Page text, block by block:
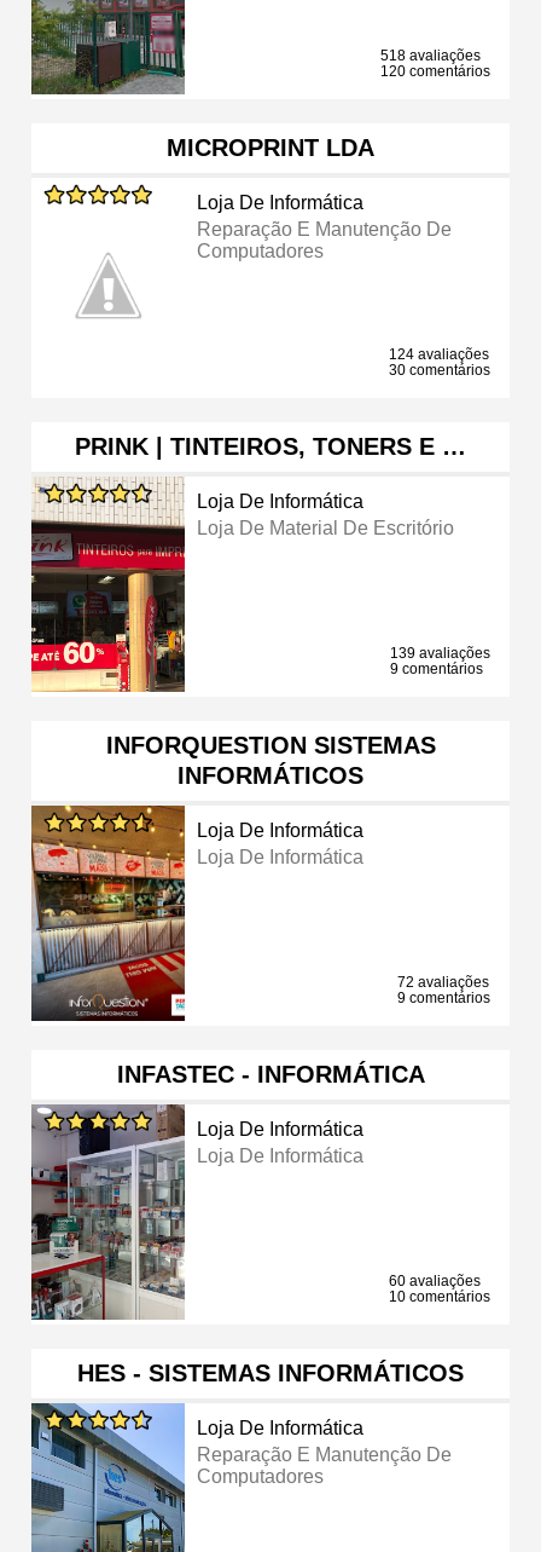
518 avaliações
120 comentários
MICROPRINT LDA
Loja De Informática
Reparação E Manutenção De
Computadores
124 avaliações
30 comentários
PRINK | TINTEIROS, TONERS E …
Loja De Informática
Loja De Material De Escritório
139 avaliações
9 comentários
INFORQUESTION SISTEMAS
INFORMÁTICOS
Loja De Informática
Loja De Informática
72 avaliações
9 comentários
INFASTEC - INFORMÁTICA
Loja De Informática
Loja De Informática
60 avaliações
10 comentários
HES - SISTEMAS INFORMÁTICOS
Loja De Informática
Reparação E Manutenção De
Computadores